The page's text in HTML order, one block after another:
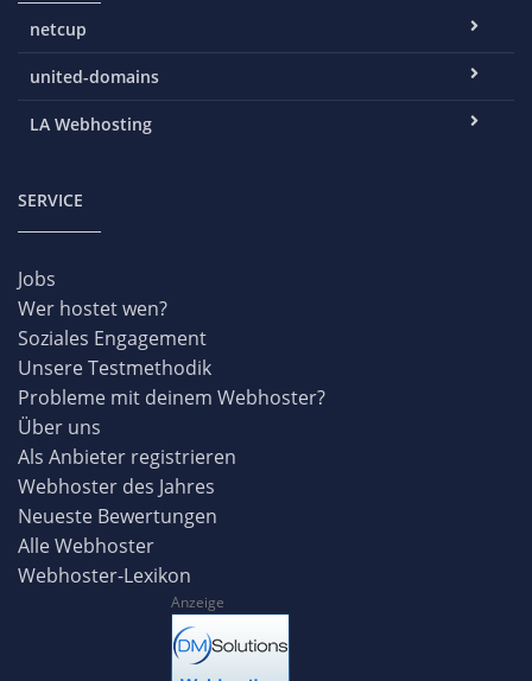
netcup
united-domains
LA Webhosting
SERVICE
Jobs
Wer hostet wen?
Soziales Engagement
Unsere Testmethodik
Probleme mit deinem Webhoster?
Über uns
Als Anbieter registrieren
Webhoster des Jahres
Neueste Bewertungen
Alle Webhoster
Webhoster-Lexikon
Anzeige